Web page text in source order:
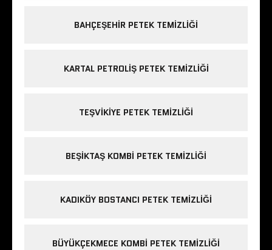
BAHÇEŞEHIR PETEK TEMIZLIĞI
KARTAL PETROLIŞ PETEK TEMIZLIĞI
TEŞVIKIYE PETEK TEMIZLIĞI
BEŞIKTAŞ KOMBI PETEK TEMIZLIĞI
KADIKÖY BOSTANCI PETEK TEMIZLIĞI
BÜYÜKÇEKMECE KOMBI PETEK TEMIZLIĞI